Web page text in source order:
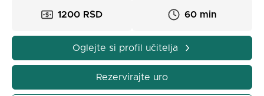
enkrat razumeš na pravi način, boš ugotovil, da ni
Na mojih urah fizike:
✨ Razlagam gradivo jasno, skozi primere iz življenja,
1200 RSD 60 min
Oglejte si profil učitelja
Rezervirajte uro